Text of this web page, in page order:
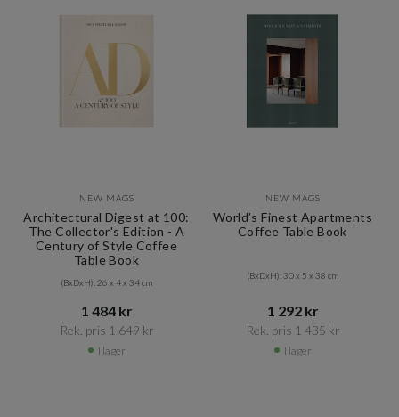
NEW MAGS
Architectural Digest at 100:
The Collector's Edition - A
Century of Style Coffee
Table Book
(BxDxH): 26 x 4 x 34 cm
1 484 kr​​
Rek. pris 1 649 kr​​
I lager
NEW MAGS
World’s Finest Apartments
Coffee Table Book
(BxDxH): 30 x 5 x 38 cm
1 292 kr​​
Rek. pris 1 435 kr​​
I lager